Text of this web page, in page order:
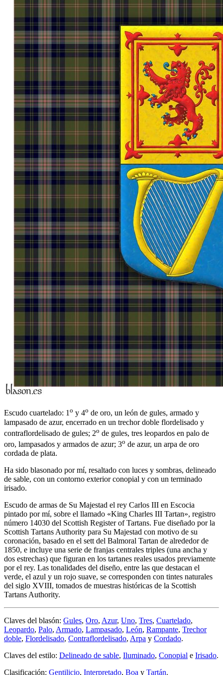
Escudo cuartelado: 1o y 4o de oro, un león de gules, armado y
lampasado de azur, encerrado en un trechor doble flordelisado y
contraflordelisado de gules; 2o de gules, tres leopardos en palo de
oro, lampasados y armados de azur; 3o de azur, un arpa de oro
cordada de plata.
Ha sido blasonado por mí, resaltado con luces y sombras, delineado
de sable, con un contorno exterior conopial y con un terminado
irisado.
Escudo de armas de Su Majestad el rey Carlos III en Escocia
pintado por mí, sobre el llamado «King Charles III Tartan», registro
número 14030 del Scottish Register of Tartans. Fue diseñado por la
Scottish Tartans Authority para Su Majestad con motivo de su
coronación, basado en el sett del Balmoral Tartan de alrededor de
1850, e incluye una serie de franjas centrales triples (una ancha y
dos estrechas) que figuran en los tartanes reales usados previamente
por el rey. Las tonalidades del diseño, entre las que destacan el
verde, el azul y un rojo suave, se corresponden con tintes naturales
del siglo XVIII, tomados de muestras históricas de la Scottish
Tartans Authority.
Claves del blasón: Gules, Oro, Azur, Uno, Tres, Cuartelado,
Leopardo, Palo, Armado, Lampasado, León, Rampante, Trechor
doble, Flordelisado, Contraflordelisado, Arpa y Cordado.
Claves del estilo: Delineado de sable, Iluminado, Conopial e Irisado.
Clasificación: Gentilicio, Interpretado, Boa y Tartán.